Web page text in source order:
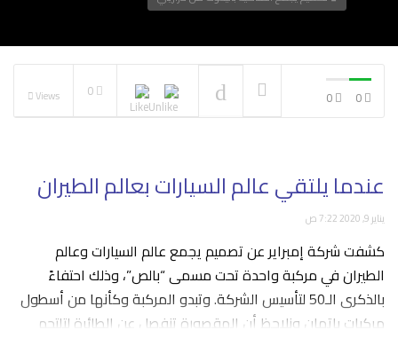
Views
عندما يلتقي عالم السيارات بعالم الطيران
يناير 9, 2020 7:22 ص
كشفت شركة إمبراير عن تصميم يجمع عالم السيارات وعالم
الطيران في مركبة واحدة تحت مسمى “بالص”، وذلك احتفاءً
بالذكرى الـ50 لتأسيس الشركة. وتبدو المركبة وكأنها من أسطول
مركبات باتمان ونلاحظ أن المقصورة تنفصل عن الطائرة لتلتحم